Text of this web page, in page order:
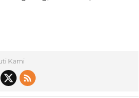
Kami